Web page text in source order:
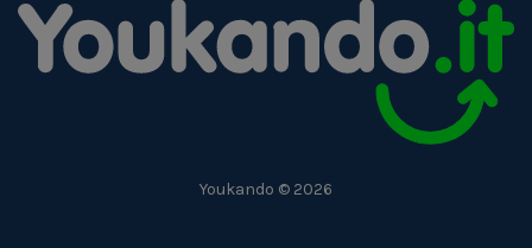
Youkando © 2026